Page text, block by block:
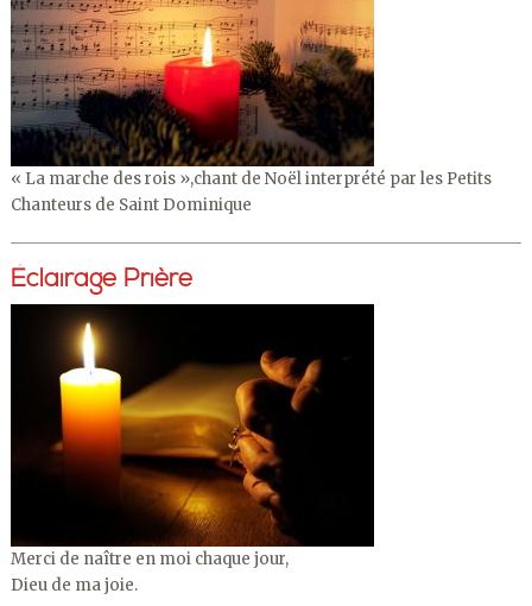
« La marche des rois »,chant de Noël interprété par les Petits
Chanteurs de Saint Dominique
Éclairage Prière
Merci de naître en moi chaque jour,
Dieu de ma joie.